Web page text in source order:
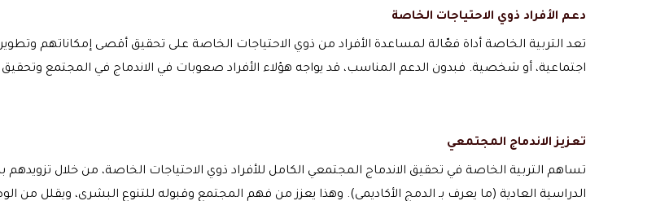
دعم الأفراد ذوي الاحتياجات الخاصة
تعد التربية الخاصة أداة فعّالة لمساعدة الأفراد من ذوي الاحتياجات الخاصة على تحقيق أقصى إمكاناتهم
اجتماعية، أو شخصية. فبدون الدعم المناسب، قد يواجه هؤلاء الأفراد صعوبات في الاندماج في المجتمع وتحقيق
تعزيز الاندماج المجتمعي
تساهم التربية الخاصة في تحقيق الاندماج المجتمعي الكامل للأفراد ذوي الاحتياجات الخاصة، من خلال تزويدهم
الدراسية العادية (ما يعرف بـ الدمج الأكاديمي). وهذا يعزز من فهم المجتمع وقبوله للتنوع البشري، ويقلل من